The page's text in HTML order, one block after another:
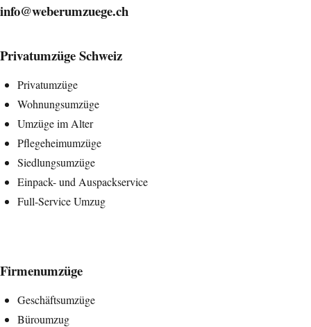
info@weberumzuege.ch
Privatumzüge Schweiz
Privatumzüge
Wohnungsumzüge
Umzüge im Alter
Pflegeheimumzüge
Siedlungsumzüge
Einpack- und Auspackservice
Full-Service Umzug
Firmenumzüge
Geschäftsumzüge
Büroumzug